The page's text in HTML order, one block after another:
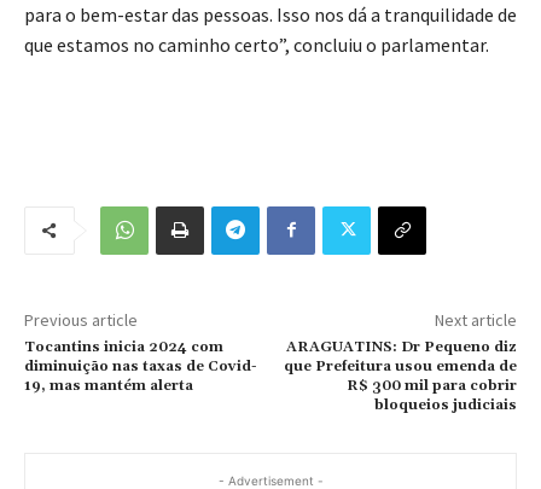
para o bem-estar das pessoas. Isso nos dá a tranquilidade de
que estamos no caminho certo”, concluiu o parlamentar.
Previous article
Tocantins inicia 2024 com
diminuição nas taxas de Covid-
19, mas mantém alerta
Next article
ARAGUATINS: Dr Pequeno diz
que Prefeitura usou emenda de
R$ 300 mil para cobrir
bloqueios judiciais
- Advertisement -